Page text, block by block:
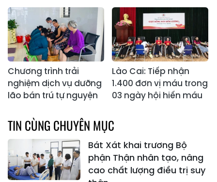
Chương trình trải
nghiệm dịch vụ dưỡng
lão bán trú tự nguyện
Lào Cai: Tiếp nhận
1.400 đơn vị máu trong
03 ngày hội hiến máu
TIN CÙNG CHUYÊN MỤC
Bát Xát khai trương Bộ
phận Thận nhân tạo, nâng
cao chất lượng điều trị suy